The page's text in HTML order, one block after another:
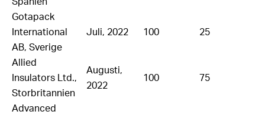
Gotapack
International
AB, Sverige
Juli, 2022 100 25
Allied
Insulators Ltd.,
Storbritannien
Augusti,
2022
100 75
Advanced